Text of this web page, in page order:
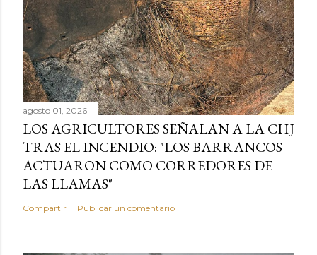
agosto 01, 2026
LOS AGRICULTORES SEÑALAN A LA CHJ
TRAS EL INCENDIO: "LOS BARRANCOS
ACTUARON COMO CORREDORES DE
LAS LLAMAS"
Compartir Publicar un comentario